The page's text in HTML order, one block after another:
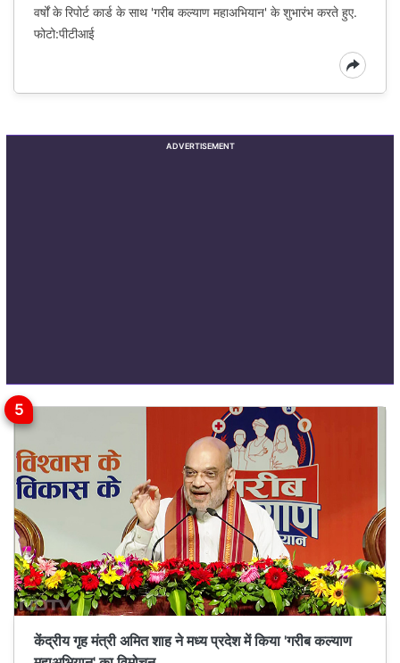
वर्षों के रिपोर्ट कार्ड के साथ 'गरीब कल्याण महाअभियान' के शुभारंभ करते हुए.
फोटो:पीटीआई
ADVERTISEMENT
केंद्रीय गृह मंत्री अमित शाह ने मध्य प्रदेश में किया 'गरीब कल्याण